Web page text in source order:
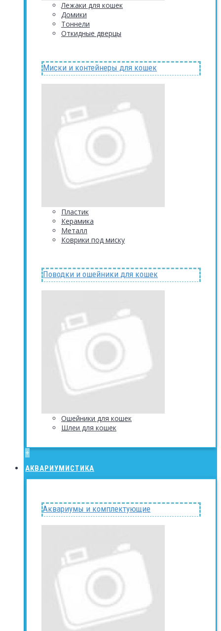
Лежаки для кошек
Домики
Тоннели
Откидные дверцы
Миски и контейнеры для кошек
Пластик
Керамика
Металл
Коврики под миску
Поводки и ошейники для кошек
Ошейники для кошек
Шлеи для кошек
+
АКВАРИУМИСТИКА
Аквариумы и комплектующие